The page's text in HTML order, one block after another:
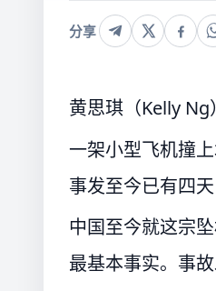
分享
黄思琪（Kelly Ng）
一架小型飞机撞
事发至今已有四
中国至今就这宗
最基本事实。事